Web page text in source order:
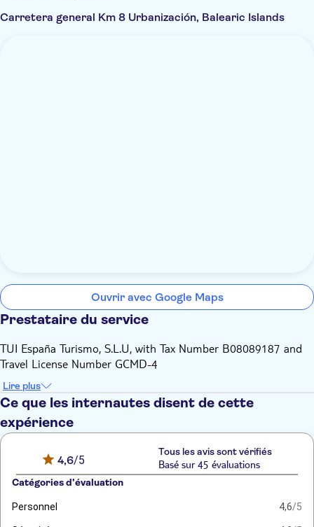
Carretera general Km 8 Urbanización, Balearic Islands
Ouvrir avec Google Maps
Prestataire du service
TUI España Turismo, S.L.U, with Tax Number B08089187 and
Travel License Number GCMD-4
Lire plus
Ce que les internautes disent de cette
expérience
4,6/5
Tous les avis sont vérifiés
Basé sur 45 évaluations
Catégories d'évaluation
Personnel 4,6/5